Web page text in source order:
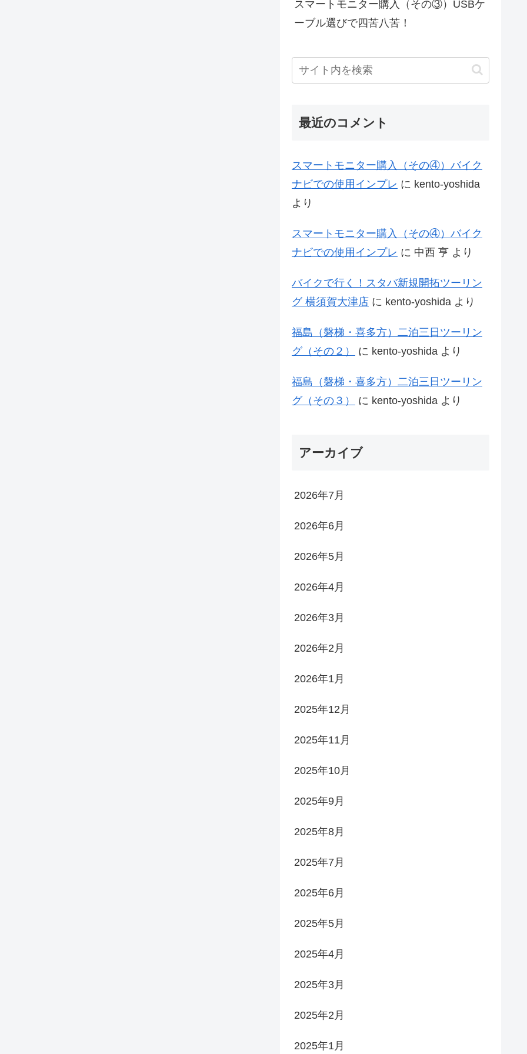
スマートモニター購入（その③）USBケ
ーブル選びで四苦八苦！
最近のコメント
スマートモニター購入（その④）バイク
ナビでの使用インプレ に kento-yoshida
より
スマートモニター購入（その④）バイク
ナビでの使用インプレ に 中西 亨 より
バイクで行く！スタバ新規開拓ツーリン
グ 横須賀大津店 に kento-yoshida より
福島（磐梯・喜多方）二泊三日ツーリン
グ（その２）
に kento-yoshida より
福島（磐梯・喜多方）二泊三日ツーリン
グ（その３）
に kento-yoshida より
アーカイブ
2026年7月
2026年6月
2026年5月
2026年4月
2026年3月
2026年2月
2026年1月
2025年12月
2025年11月
2025年10月
2025年9月
2025年8月
2025年7月
2025年6月
2025年5月
2025年4月
2025年3月
2025年2月
2025年1月